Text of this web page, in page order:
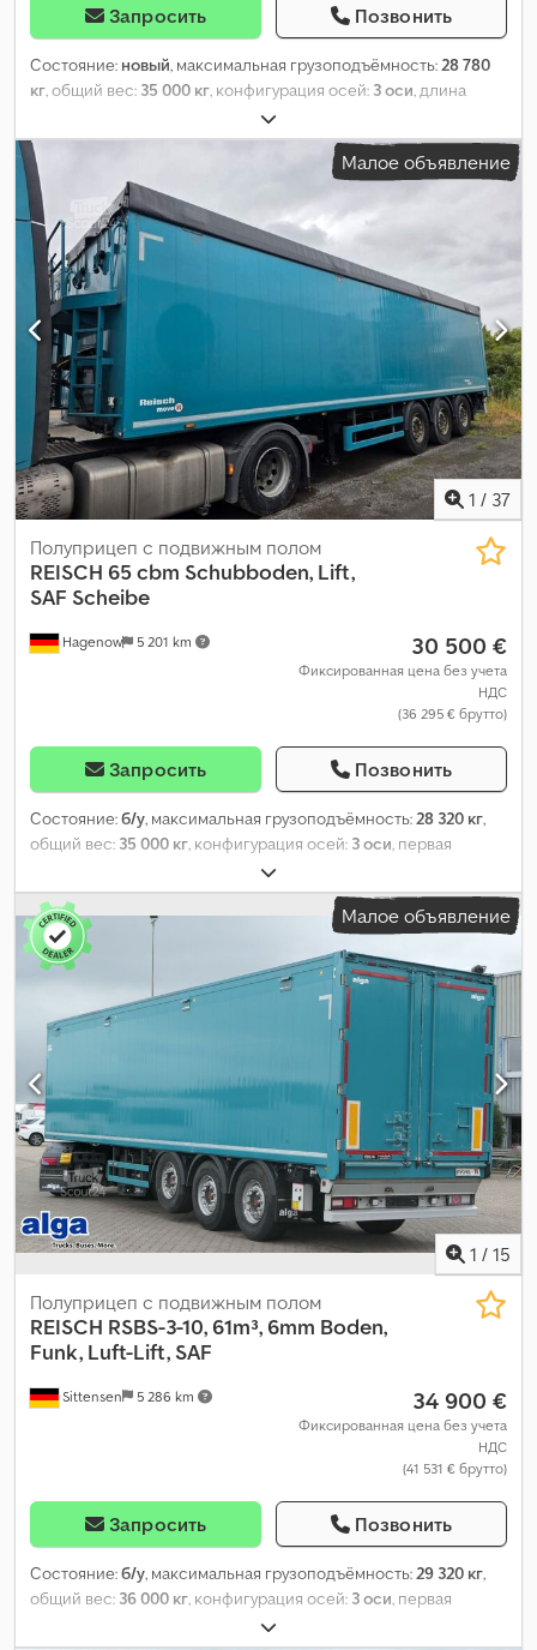
Запросить Позвонить
Состояние: новый, максимальная грузоподъёмность:28 780
кг, общий вес: 35 000 кг, конфигурация осей: 3 оси, длина
, ширина пространства для
загрузки:2 340 мм, высота грузового отсека:1 500 мм, объем
грузового пространства:
, общая длина:8 920 мм, общая
ширина:
2 550 мм, общая высота:
Малое объявление
1 / 37
Hagenow 5 201 km
Полуприцеп с подвижным полом
REISCH 65 cbm Schubboden, Lift,
SAF Scheibe
30 500 €
Фиксированная цена без учета
НДС
(36 295 € брутто)
Запросить Позвонить
Состояние:б/у, максимальная грузоподъёмность:28 320 кг,
общий вес: 35 000 кг, конфигурация осей: 3 оси, первая
, следующая проверка (TÜV):
объем грузового пространства:65 м³, общая ширина:2 550
мм, общая высота:3 665 мм, Год выпуска: 2022, Оборудование:
ABS,
Малое объявление
1 / 15
Sittensen 5 286 km
Полуприцеп с подвижным полом
REISCH RSBS-3-10, 61m³, 6mm Boden,
Funk, Luft-Lift, SAF
34 900 €
Фиксированная цена без учета
НДС
(41 531 € брутто)
Запросить Позвонить
Состояние:б/у, максимальная грузоподъёмность:29 320 кг,
общий вес: 36 000 кг, конфигурация осей: 3 оси, первая
, длина грузового отсека: